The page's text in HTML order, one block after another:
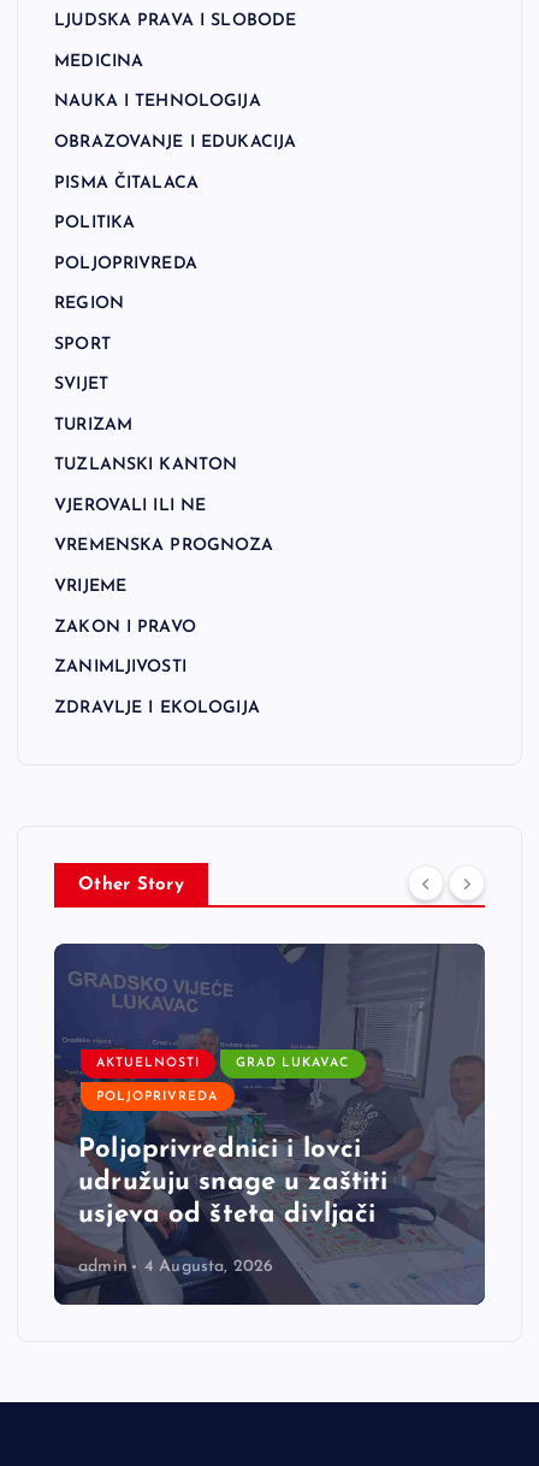
LJUDSKA PRAVA I SLOBODE
MEDICINA
NAUKA I TEHNOLOGIJA
OBRAZOVANJE I EDUKACIJA
PISMA ČITALACA
POLITIKA
POLJOPRIVREDA
REGION
SPORT
SVIJET
TURIZAM
TUZLANSKI KANTON
VJEROVALI ILI NE
VREMENSKA PROGNOZA
VRIJEME
ZAKON I PRAVO
ZANIMLJIVOSTI
ZDRAVLJE I EKOLOGIJA
Other Story
AKTUELNOSTI GRAD LUKAVAC
POLJOPRIVREDA
Poljoprivrednici i lovci
udružuju snage u zaštiti
usjeva od šteta divljači
admin 4 Augusta, 2026